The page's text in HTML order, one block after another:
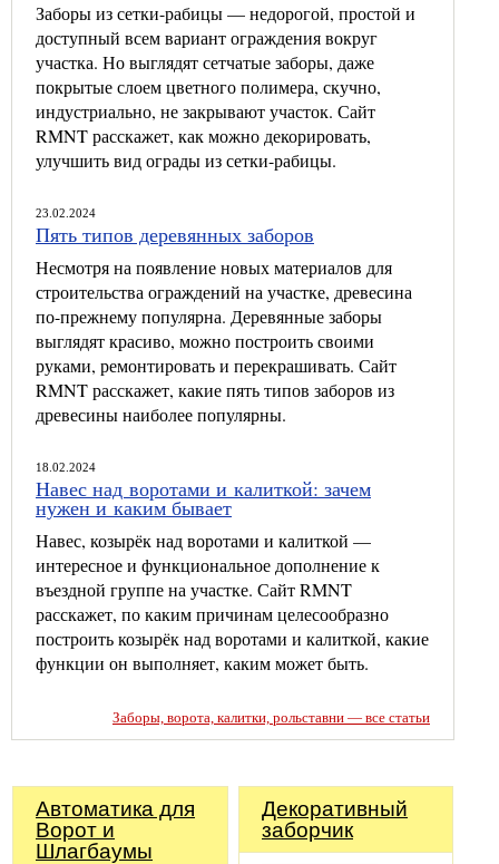
Заборы из сетки-рабицы — недорогой, простой и
доступный всем вариант ограждения вокруг
участка. Но выглядят сетчатые заборы, даже
покрытые слоем цветного полимера, скучно,
индустриально, не закрывают участок. Сайт
RMNT расскажет, как можно декорировать,
улучшить вид ограды из сетки-рабицы.
23.02.2024
Пять типов деревянных заборов
Несмотря на появление новых материалов для
строительства ограждений на участке, древесина
по-прежнему популярна. Деревянные заборы
выглядят красиво, можно построить своими
руками, ремонтировать и перекрашивать. Сайт
RMNT расскажет, какие пять типов заборов из
древесины наиболее популярны.
18.02.2024
Навес над воротами и калиткой: зачем
нужен и каким бывает
Навес, козырёк над воротами и калиткой —
интересное и функциональное дополнение к
въездной группе на участке. Сайт RMNT
расскажет, по каким причинам целесообразно
построить козырёк над воротами и калиткой, какие
функции он выполняет, каким может быть.
Заборы, ворота, калитки, рольставни — все статьи
Автоматика для
Ворот и
Шлагбаумы
Декоративный
заборчик